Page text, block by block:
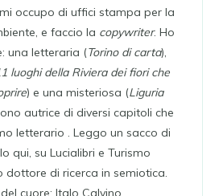
occupo di uffici stampa per la
e faccio la copywriter. Ho
una letteraria (Torino di carta),
luoghi della Riviera dei fiori che
) e una misteriosa (Liguria
autrice di diversi capitoli che
letterario . Leggo un sacco di
qui, su Lucialibri e Turismo
dottore di ricerca in semiotica.
cuore: Italo Calvino.